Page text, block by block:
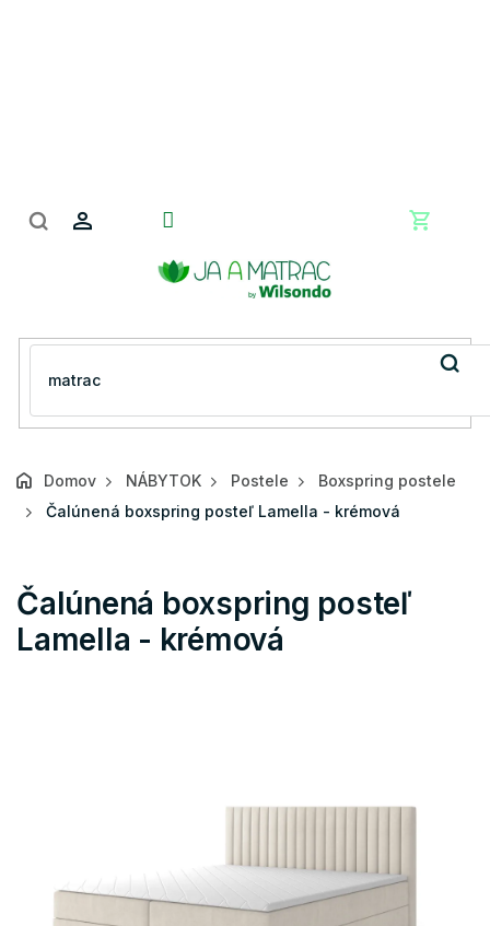
Domov NÁBYTOK Postele
Boxspring postele
Čalúnená boxspring posteľ Lamella - krémová
Čalúnená boxspring posteľ
Lamella - krémová